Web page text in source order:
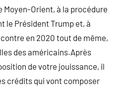
Orient, à la procédure
le Président Trump et, à
en 2020 tout de même,
des américains.Après
de votre jouissance, il
crédits qui vont composer